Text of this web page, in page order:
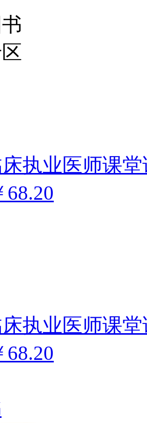
执业医师课
68.20
执业医师课
68.20